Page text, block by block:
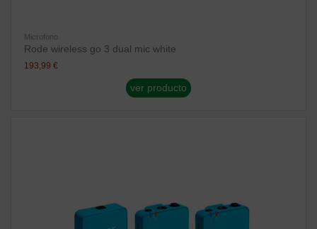
Microfono
Rode wireless go 3 dual mic white
193,99 €
ver producto